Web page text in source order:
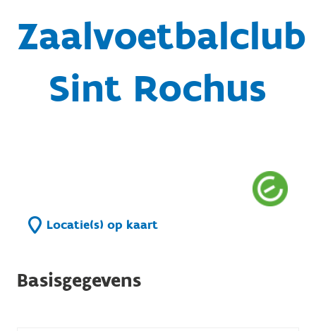
Zaalvoetbalclub
Sint Rochus
Locatie(s) op kaart
Basisgegevens